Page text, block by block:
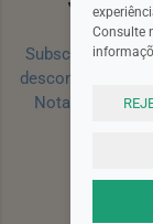
Subscreva a
desconto para a
Nota: Para
Consulte